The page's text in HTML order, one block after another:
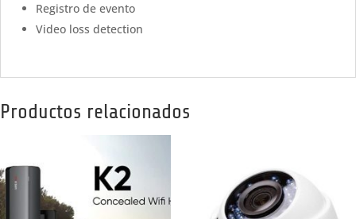
Registro de evento
Video loss detection
Productos relacionados